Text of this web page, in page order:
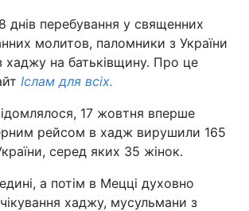
днів перебування у священних
молитов, паломники з України
хаджу на батьківщину. Про це
Іслам для всіх.
17 жовтня вперше
рейсом в хадж вирушили 165
серед яких 35 жінок.
а потім в Мецці духовно
хаджу, мусульмани з